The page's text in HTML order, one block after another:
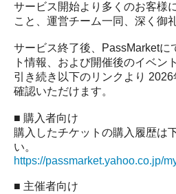
サービス開始より多くのお客様
こと、運営チーム一同、深く御
サービス終了後、PassMarketに
ト情報、および開催後のイベン
引き続き以下のリンクより
確認いただけます。
■ 購入者向け
購入したチケットの購入履歴は
い。
https://passmarket.yahoo.co.jp/
■ 主催者向け